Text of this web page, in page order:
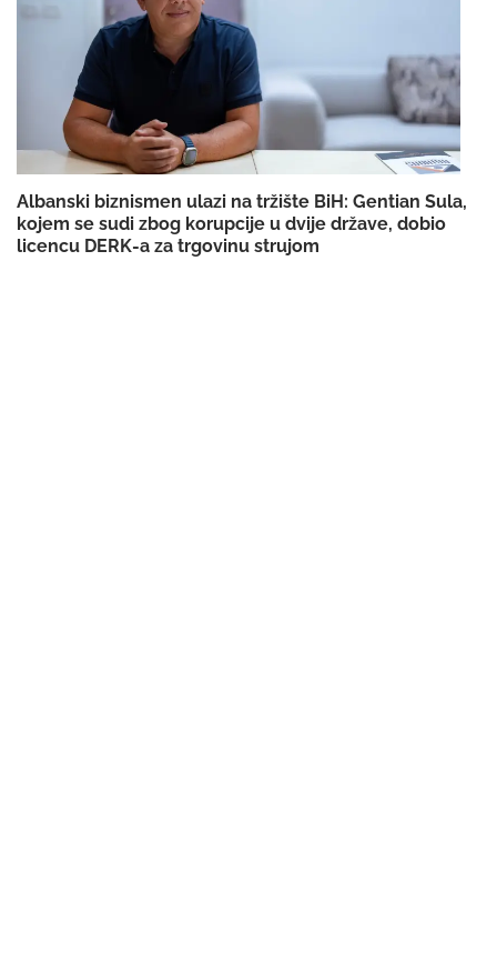
Albanski biznismen ulazi na tržište BiH: Gentian Sula,
kojem se sudi zbog korupcije u dvije države, dobio
licencu DERK-a za trgovinu strujom